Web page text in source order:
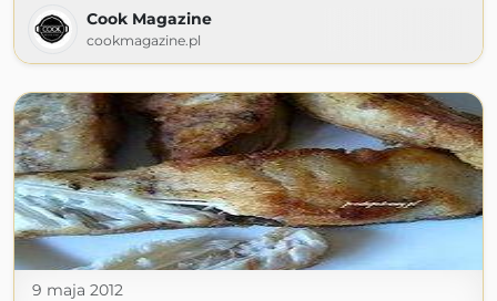
Cook Magazine
cookmagazine.pl
9 maja 2012